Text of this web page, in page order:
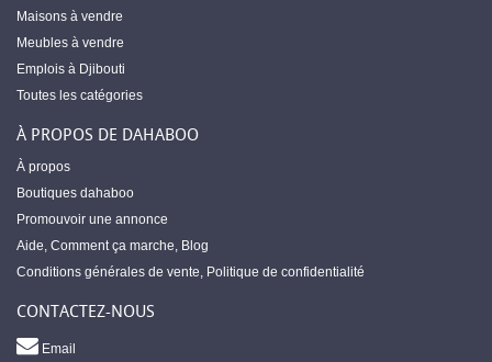
Maisons à vendre
Meubles à vendre
Emplois à Djibouti
Toutes les catégories
À PROPOS DE DAHABOO
À propos
Boutiques dahaboo
Promouvoir une annonce
Aide, Comment ça marche, Blog
Conditions générales de vente, Politique de confidentialité
CONTACTEZ-NOUS
Email